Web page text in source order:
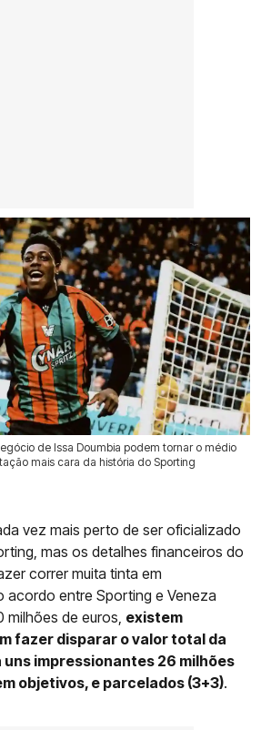
de Issa Doumbia podem tornar o médio
mais cara da história do Sporting
vez mais perto de ser oficializado
mas os detalhes financeiros do
correr muita tinta em
acordo entre Sporting e Veneza
de euros, existem
fazer disparar o valor total da
impressionantes 26 milhões
objetivos, e parcelados (3+3).